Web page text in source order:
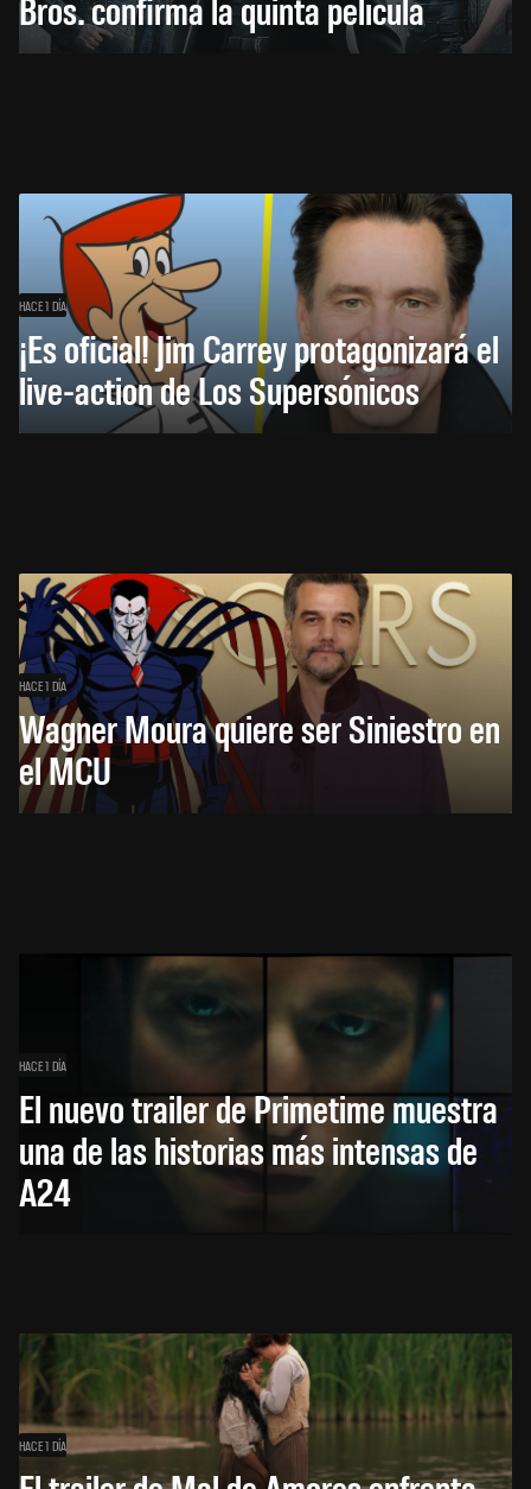
HACE 1 DÍA
¡Es oficial! Jim Carrey protagonizará el
live-action de Los Supersónicos
HACE 1 DÍA
Wagner Moura quiere ser Siniestro en
el MCU
HACE 1 DÍA
El nuevo trailer de Primetime muestra
una de las historias más intensas de
A24
HACE 1 DÍA